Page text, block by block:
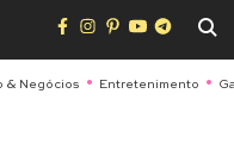
& Negócios Entretenimento